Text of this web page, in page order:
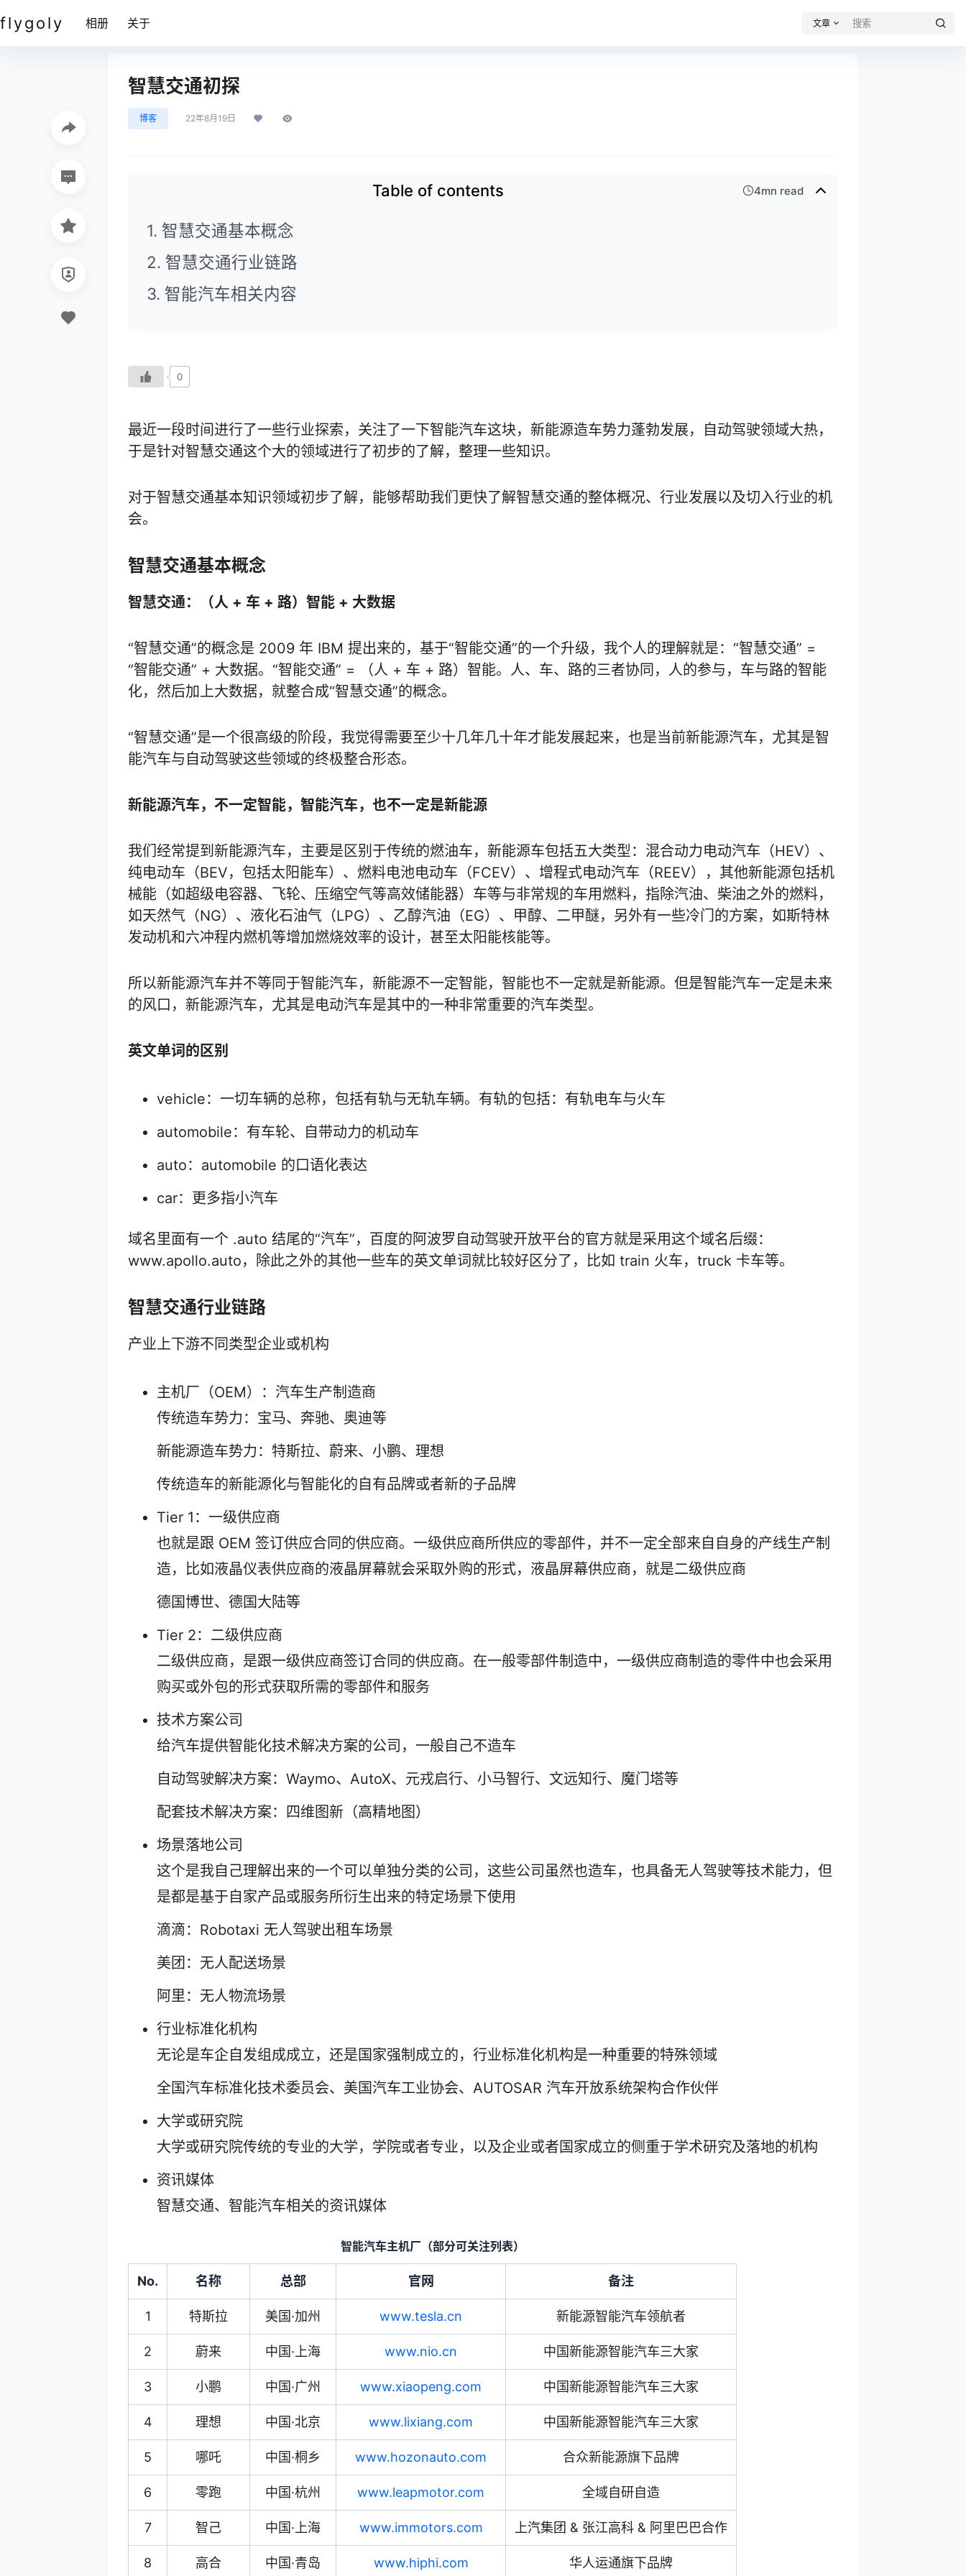
flygoly 相册 关于 文章
智慧交通初探
博客 22年8月19日
Table of contents 4mn read
智慧交通基本概念
智慧交通行业链路
智能汽车相关内容
0
最近一段时间进行了一些行业探索，关注了一下智能汽车这块，新能源造车势力蓬勃发展，自动驾驶领域大热，
于是针对智慧交通这个大的领域进行了初步的了解，整理一些知识。
对于智慧交通基本知识领域初步了解，能够帮助我们更快了解智慧交通的整体概况、行业发展以及切入行业的机
会。
智慧交通基本概念
智慧交通：（人 + 车 + 路）智能 + 大数据
“智慧交通”的概念是 2009 年 IBM 提出来的，基于“智能交通”的一个升级，我个人的理解就是：“智慧交通” =
“智能交通” + 大数据。“智能交通” = （人 + 车 + 路）智能。人、车、路的三者协同，人的参与，车与路的智能
化，然后加上大数据，就整合成“智慧交通”的概念。
“智慧交通”是一个很高级的阶段，我觉得需要至少十几年几十年才能发展起来，也是当前新能源汽车，尤其是智
能汽车与自动驾驶这些领域的终极整合形态。
新能源汽车，不一定智能，智能汽车，也不一定是新能源
我们经常提到新能源汽车，主要是区别于传统的燃油车，新能源车包括五大类型：混合动力电动汽车（HEV）、
纯电动车（BEV，包括太阳能车）、燃料电池电动车（FCEV）、增程式电动汽车（REEV），其他新能源包括机
械能（如超级电容器、飞轮、压缩空气等高效储能器）车等与非常规的车用燃料，指除汽油、柴油之外的燃料，
如天然气（NG）、液化石油气（LPG）、乙醇汽油（EG）、甲醇、二甲醚，另外有一些冷门的方案，如斯特林
发动机和六冲程内燃机等增加燃烧效率的设计，甚至太阳能核能等。
所以新能源汽车并不等同于智能汽车，新能源不一定智能，智能也不一定就是新能源。但是智能汽车一定是未来
的风口，新能源汽车，尤其是电动汽车是其中的一种非常重要的汽车类型。
英文单词的区别
vehicle：一切车辆的总称，包括有轨与无轨车辆。有轨的包括：有轨电车与火车
automobile：有车轮、自带动力的机动车
auto：automobile 的口语化表达
car：更多指小汽车
域名里面有一个 .auto 结尾的“汽车”，百度的阿波罗自动驾驶开放平台的官方就是采用这个域名后缀：
www.apollo.auto，除此之外的其他一些车的英文单词就比较好区分了，比如 train 火车，truck 卡车等。
智慧交通行业链路
产业上下游不同类型企业或机构
主机厂（OEM）：汽车生产制造商
传统造车势力：宝马、奔驰、奥迪等
新能源造车势力：特斯拉、蔚来、小鹏、理想
传统造车的新能源化与智能化的自有品牌或者新的子品牌
Tier 1：一级供应商
也就是跟 OEM 签订供应合同的供应商。一级供应商所供应的零部件，并不一定全部来自自身的产线生产制
造，比如液晶仪表供应商的液晶屏幕就会采取外购的形式，液晶屏幕供应商，就是二级供应商
德国博世、德国大陆等
Tier 2：二级供应商
二级供应商，是跟一级供应商签订合同的供应商。在一般零部件制造中，一级供应商制造的零件中也会采用
购买或外包的形式获取所需的零部件和服务
技术方案公司
给汽车提供智能化技术解决方案的公司，一般自己不造车
自动驾驶解决方案：Waymo、AutoX、元戎启行、小马智行、文远知行、魔门塔等
配套技术解决方案：四维图新（高精地图）
场景落地公司
这个是我自己理解出来的一个可以单独分类的公司，这些公司虽然也造车，也具备无人驾驶等技术能力，但
是都是基于自家产品或服务所衍生出来的特定场景下使用
滴滴：Robotaxi 无人驾驶出租车场景
美团：无人配送场景
阿里：无人物流场景
行业标准化机构
无论是车企自发组成成立，还是国家强制成立的，行业标准化机构是一种重要的特殊领域
全国汽车标准化技术委员会、美国汽车工业协会、AUTOSAR 汽车开放系统架构合作伙伴
大学或研究院
大学或研究院传统的专业的大学，学院或者专业，以及企业或者国家成立的侧重于学术研究及落地的机构
资讯媒体
智慧交通、智能汽车相关的资讯媒体
智能汽车主机厂（部分可关注列表）
No. 名称 总部 官网 备注
1 特斯拉 美国·加州 www.tesla.cn 新能源智能汽车领航者
2 蔚来 中国·上海 www.nio.cn 中国新能源智能汽车三大家
3 小鹏 中国·广州 www.xiaopeng.com 中国新能源智能汽车三大家
4 理想 中国·北京 www.lixiang.com 中国新能源智能汽车三大家
5 哪吒 中国·桐乡 www.hozonauto.com 合众新能源旗下品牌
6 零跑 中国·杭州 www.leapmotor.com 全域自研自造
7 智己 中国·上海 www.immotors.com 上汽集团 & 张江高科 & 阿里巴巴合作
8 高合 中国·青岛 www.hiphi.com 华人运通旗下品牌